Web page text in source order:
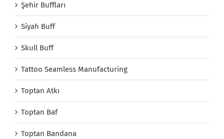
Şehir Buffları
Siyah Buff
Skull Buff
Tattoo Seamless Manufacturing
Toptan Atkı
Toptan Baf
Toptan Bandana